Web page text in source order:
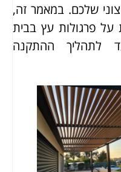
שלכם. במאמר זה,
פרגולות עץ בבית
לתהליך ההתקנה